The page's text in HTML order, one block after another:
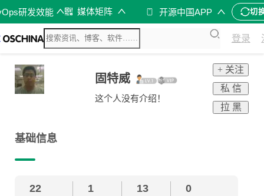
研发效能 媒体矩阵 开源中国APP 切
登录
固特威
这个人没有介绍！
+ 关注
私 信
拉 黑
基础信息
22 1 13 0